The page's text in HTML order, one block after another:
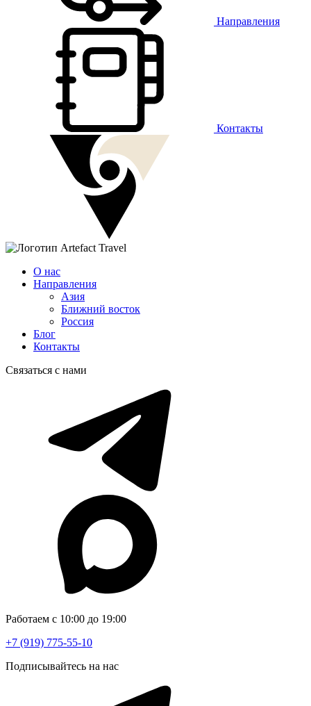
Направления
Контакты
О нас
Направления
Азия
Ближний восток
Россия
Блог
Контакты
Связаться с нами
Работаем с 10:00 до 19:00
+7 (919) 775-55-10
Подписывайтесь на нас